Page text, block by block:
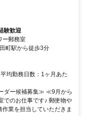
験歓迎
ー郵務室
町駅から徒歩3分
均勤務日数：1ヶ月あた
ダー候補募集≫ ≪9月から
でのお仕事です♪ 郵便物や
業を担当していただきま